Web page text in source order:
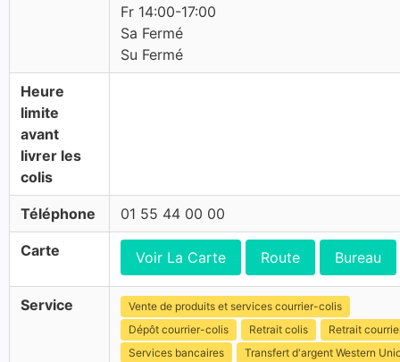
Fr 14:00-17:00
Sa Fermé
Su Fermé
Heure
limite
avant
livrer les
colis
Téléphone 01 55 44 00 00
Carte Voir La Carte Route Bureau
Service
Vente de produits et services courrier-colis
Dépôt courrier-colis
Retrait colis
Retrait
Services bancaires
Transfert d'argent Western